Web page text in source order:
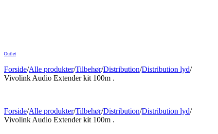
Outlet
Forside/Alle produkter/Tilbehør/Distribution/Distribution lyd/
Vivolink Audio Extender kit 100m .
Forside/Alle produkter/Tilbehør/Distribution/Distribution lyd/
Vivolink Audio Extender kit 100m .